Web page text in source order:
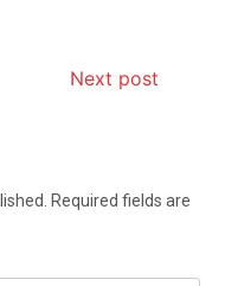
Next post
Required fields are